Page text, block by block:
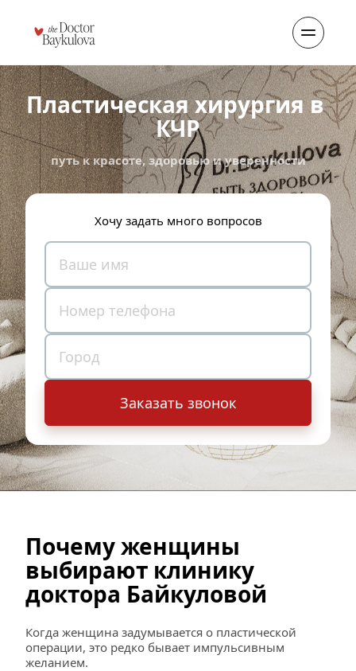
Пластическая хирургия в
КЧР
путь к красоте, здоровью и уверенности
Хочу задать много вопросов
Заказать звонок
Почему женщины
выбирают клинику
доктора Байкуловой
Когда женщина задумывается о пластической
операции, это редко бывает импульсивным
желанием.